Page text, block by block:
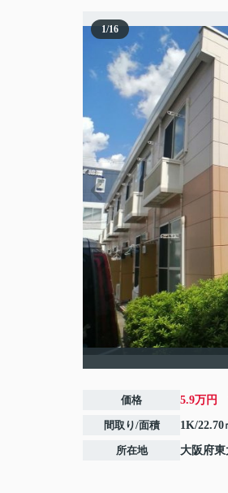
1/16
価格 5.9万円
間取り/面積 1K/22.70
所在地 大阪府東